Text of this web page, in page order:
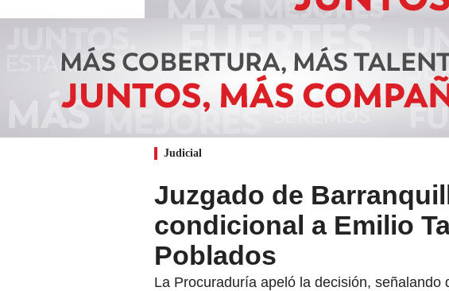
Judicial
Juzgado de
condicional a Emilio
Poblados
La Procuraduría apeló la decisión,